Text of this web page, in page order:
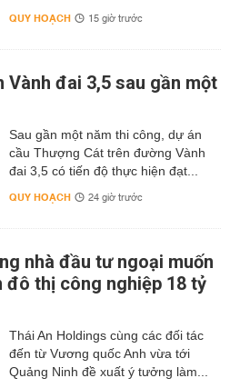
QUY HOẠCH 15 giờ trước
Vành đai 3,5 sau gần một
Sau gần một năm thi công, dự án
cầu Thượng Cát trên đường Vành
đai 3,5 có tiến độ thực hiện đạt...
QUY HOẠCH 24 giờ trước
nhà đầu tư ngoại muốn
đô thị công nghiệp 18 tỷ
Thái An Holdings cùng các đối tác
đến từ Vương quốc Anh vừa tới
Quảng Ninh đề xuất ý tưởng làm...